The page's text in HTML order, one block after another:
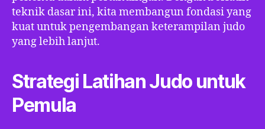
teknik dasar ini, kita membangun fondasi yang
kuat untuk pengembangan keterampilan judo
yang lebih lanjut.
Strategi Latihan Judo untuk
Pemula